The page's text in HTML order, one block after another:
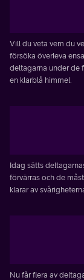
Vill du veta vem du
försöka överleva
deltagarna under de
en klarblå himmel.
Idag sätts
förvärras och de
klarar av
Nu får flera av